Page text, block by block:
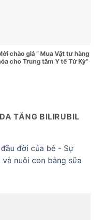
chào giá ” Mua Vật tư hàng
cho Trung tâm Y tế Tứ Kỳ”
TĂNG BILIRUBIL
đời của bé - Sự
nuôi con bằng sữa